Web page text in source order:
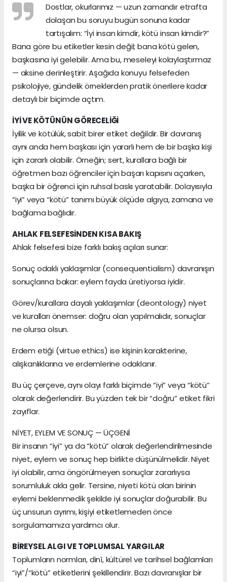
Dostlar, okurlarımız — uzun zamandır etrafta
dolaşan bu soruyu bugün sonuna kadar
tartışalım: “İyi insan kimdir, kötü insan kimdir?”
Bana göre bu etiketler kesin değil; bana kötü gelen,
başkasına iyi gelebilir. Ama bu, meseleyi kolaylaştırmaz
— aksine derinleştirir. Aşağıda konuyu felsefeden
psikolojiye, gündelik örneklerden pratik önerilere kadar
detaylı bir biçimde açtım.
İYİ VE KÖTÜNÜN GÖRECELİĞİ
İyilik ve kötülük, sabit birer etiket değildir. Bir davranış
aynı anda hem başkası için yararlı hem de bir başka kişi
için zararlı olabilir. Örneğin; sert, kurallara bağlı bir
öğretmen bazı öğrenciler için başarı kapısını açarken,
başka bir öğrenci için ruhsal baskı yaratabilir. Dolayısıyla
“iyi” veya “kötü” tanımı büyük ölçüde algıya, zamana ve
bağlama bağlıdır.
AHLAK FELSEFESİNDEN KISA BAKIŞ
Ahlak felsefesi bize farklı bakış açıları sunar:
Sonuç odaklı yaklaşımlar (consequentialism) davranışın
sonuçlarına bakar: eylem fayda üretiyorsa iyidir.
Görev/kurallara dayalı yaklaşımlar (deontology) niyet
ve kuralları önemser: doğru olan yapılmalıdır, sonuçlar
ne olursa olsun.
Erdem etiği (virtue ethics) ise kişinin karakterine,
alışkanlıklarına ve erdemlerine odaklanır.
Bu üç çerçeve, aynı olayı farklı biçimde “iyi” veya “kötü”
olarak değerlendirir. Bu yüzden tek bir “doğru” etiket fikri
zayıflar.
NİYET, EYLEM VE SONUÇ — ÜÇGENİ
Bir insanın “iyi” ya da “kötü” olarak değerlendirilmesinde
niyet, eylem ve sonuç hep birlikte düşünülmelidir. Niyet
iyi olabilir, ama öngörülmeyen sonuçlar zararlıysa
sorumluluk akla gelir. Tersine, niyeti kötü olan birinin
eylemi beklenmedik şekilde iyi sonuçlar doğurabilir. Bu
üç unsurun ayrımı, kişiyi etiketlemeden önce
sorgulamamıza yardımcı olur.
BİREYSEL ALGI VE TOPLUMSAL YARGILAR
Toplumların normları, dinî, kültürel ve tarihsel bağlamları
“iyi”/“kötü” etiketlerini şekillendirir. Bazı davranışlar bir